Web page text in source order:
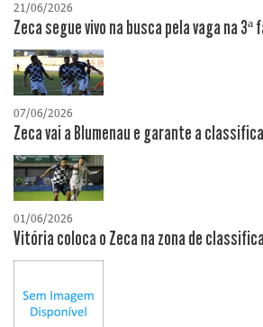
21/06/2026
Zeca segue vivo na busca pela vaga na 3ª
07/06/2026
Zeca vai a Blumenau e garante a
01/06/2026
Vitória coloca o Zeca na zona de